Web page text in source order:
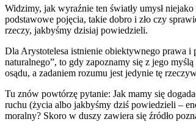
Widzimy, jak wyraźnie ten światły umysł
podstawowe pojęcia, takie dobro i zło czy
rzeczy, jakbyśmy dzisiaj powiedzieli.
Dla Arystotelesa istnienie obiektywnego prawa i
naturalnego”, to gdy zapoznamy się z jego
osądu, a zadaniem rozumu jest jedynie tę
Tu znów powtórzę pytanie: Jak mamy się
ruchu (życia albo jakbyśmy dziś powiedzieli –
moralny? Skoro w duszy zawiera się źródło